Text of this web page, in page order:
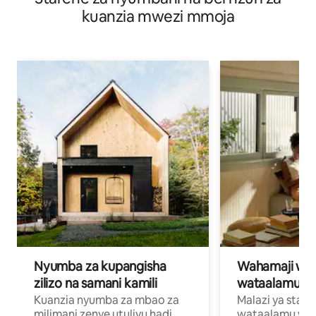
kuanzia mwezi mmoja
Nyumba za kupangisha
zilizo na samani kamili
Kuanzia nyumba za mbao za
Wahamaji
wataalamu
Malazi ya